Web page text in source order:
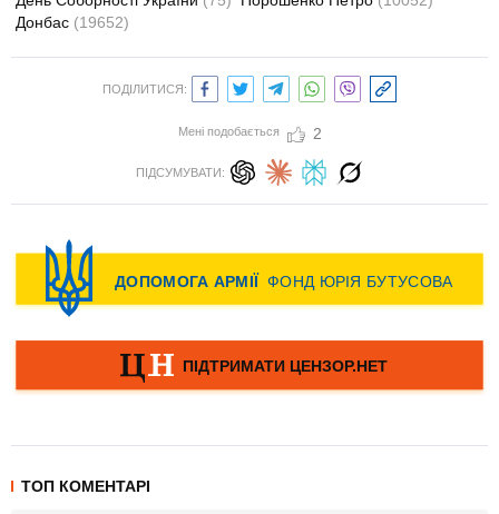
Донбас (19652)
ПОДІЛИТИСЯ:
Мені подобається 2
ПІДСУМУВАТИ:
ТОП КОМЕНТАРІ